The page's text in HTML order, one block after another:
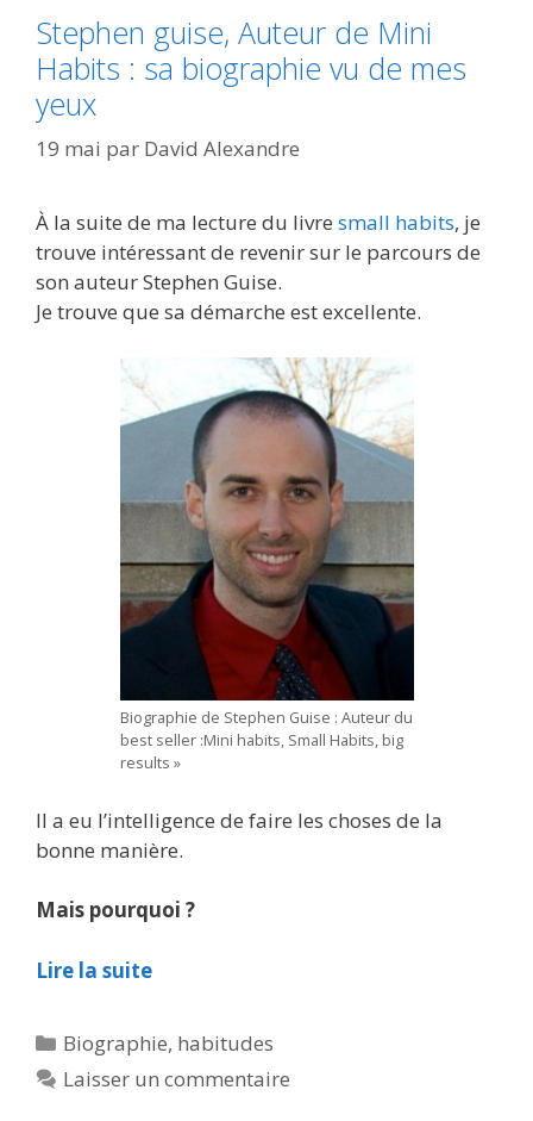
Stephen guise, Auteur de Mini
Habits : sa biographie vu de mes
yeux
19 mai par David Alexandre
À la suite de ma lecture du livre small habits, je
trouve intéressant de revenir sur le parcours de
son auteur Stephen Guise.
Je trouve que sa démarche est excellente.
Biographie de Stephen Guise : Auteur du
best seller :Mini habits, Small Habits, big
results »
Il a eu l’intelligence de faire les choses de la
bonne manière.
Mais pourquoi ?
Lire la suite
Catégories
Biographie, habitudes
Laisser un commentaire